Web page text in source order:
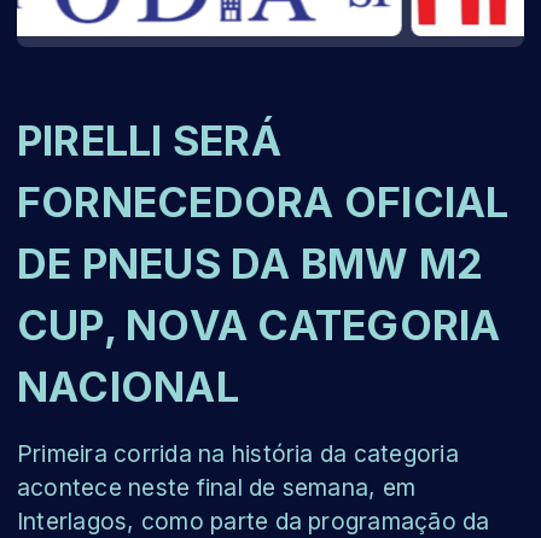
PIRELLI SERÁ
FORNECEDORA OFICIAL
DE PNEUS DA BMW M2
CUP, NOVA CATEGORIA
NACIONAL
Primeira corrida na história da categoria
acontece neste final de semana, em
Interlagos, como parte da programação da